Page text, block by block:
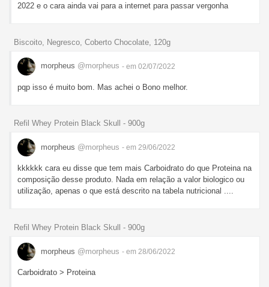
2022 e o cara ainda vai para a internet para passar vergonha
Biscoito, Negresco, Coberto Chocolate, 120g
morpheus @morpheus - em 02/07/2022
pqp isso é muito bom. Mas achei o Bono melhor.
Refil Whey Protein Black Skull - 900g
morpheus @morpheus - em 29/06/2022
kkkkkk cara eu disse que tem mais Carboidrato do que Proteina na
composição desse produto. Nada em relação a valor biologico ou
utilização, apenas o que está descrito na tabela nutricional ....
Refil Whey Protein Black Skull - 900g
morpheus @morpheus - em 28/06/2022
Carboidrato > Proteina